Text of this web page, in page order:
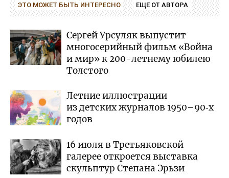
ЭТО МОЖЕТ БЫТЬ ИНТЕРЕСНО ЕЩЕ ОТ АВТОРА
Сергей Урсуляк выпустит
многосерийный фильм «Война
и мир» к 200-летнему юбилею
Толстого
Летние иллюстрации
из детских журналов 1950–90‑х
годов
16 июля в Третьяковской
галерее откроется выставка
скульптур Степана Эрьзи